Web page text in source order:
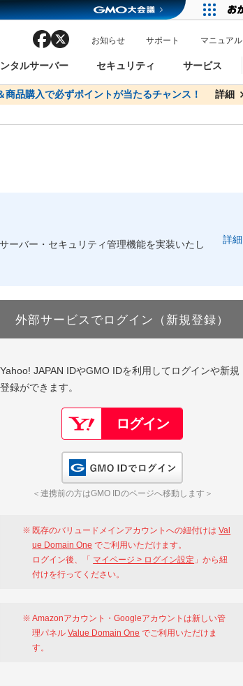
括検索
索
タルサーバー セキュリティ サービス
メインAPI
facebook お知らせ サポート マニュアル
One レンタルサーバーを含む最新の機能を使う方
以下でもログイン可能
One レンタルサーバーを含む最新の機能を使う方
以下でも登録可能
品購入で必ずポイントが当たるチャンス！ 詳細
サーバー料金1年間無料 詳細
ーバー・セキュリティ管理機能を実装いたし
詳細
外部サービスでログイン（新規登録）
Yahoo! JAPAN IDやGMO IDを利用してログインや新規
登録ができます。
＜連携前の方はGMO IDのページへ移動します＞
既存のバリュードメインアカウントへの紐付けはVal
ue Domain One でご利用いただけます。
ログイン後、「 マイページ > ログイン設定 」から紐
付けを行ってください。
Amazonアカウント・Googleアカウントは新しい管
理パネルValue Domain One でご利用いただけま
す。